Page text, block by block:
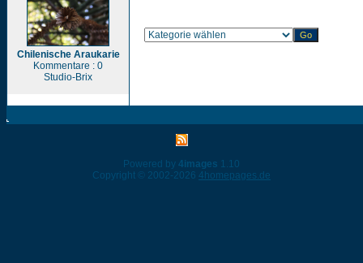
Chilenische Araukarie
Kommentare : 0
Studio-Brix
Powered by 4images 1.10
Copyright © 2002-2026 4homepages.de